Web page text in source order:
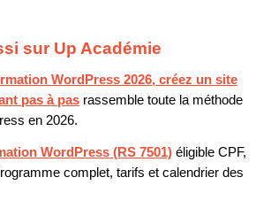
sur Up Académie
WordPress 2026, créez un site
pas à pas rassemble toute la méthode
en 2026.
WordPress (RS 7501) éligible CPF,
complet, tarifs et calendrier des